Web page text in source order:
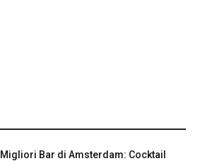
I Migliori Bar di Amsterdam: Cocktail